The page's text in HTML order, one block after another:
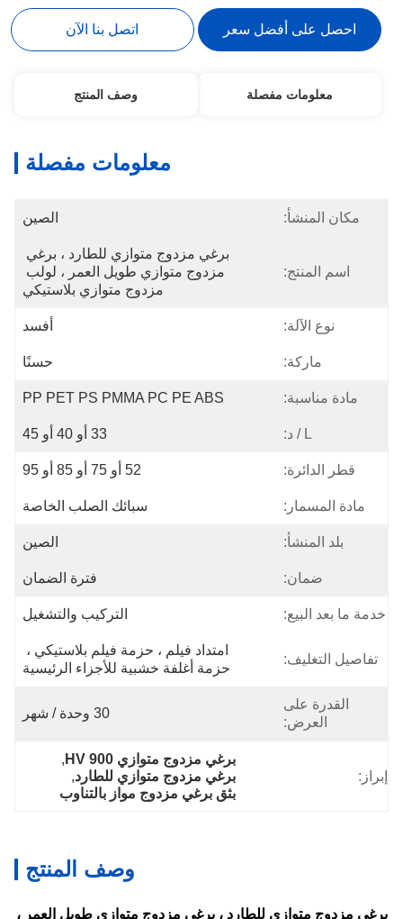
احصل على أفضل سعر اتصل بنا الآن
معلومات مفصلة وصف المنتج
معلومات مفصلة
مكان المنشأ: الصين
اسم المنتج:
مزدوج متوازي طويل العمر ، لولب
مزدوج متوازي بلاستيكي
نوع الآلة: أفسد
ماركة: حسنًا
مادة مناسبة: PP PET PS PMMA PC PE ABS
L / د: 33 أو 40 أو 45
قطر الدائرة: 52 أو 75 أو 85 أو 95
مادة المسمار: سبائك الصلب الخاصة
بلد المنشأ: الصين
ضمان: فترة الضمان
خدمة ما بعد البيع: التركيب والتشغيل
تفاصيل التغليف:
امتداد فيلم ، حزمة فيلم بلاستيكي ،
حزمة أغلفة خشبية للأجزاء الرئيسية
القدرة على
العرض:
30 وحدة / شهر
إبراز:
برغي مزدوج متوازي HV 900
,
برغي مزدوج متوازي للطارد,
بثق برغي مزدوج مواز بالتناوب
وصف المنتج
برغي مزدوج متوازي للطارد ، برغي مزدوج متوازي طويل العمر ،